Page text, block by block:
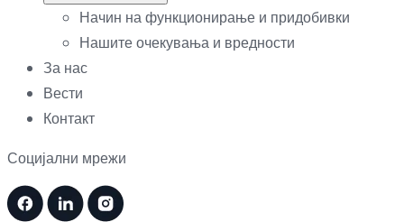
Начин на функционирање и придобивки
Нашите очекувања и вредности
За нас
Вести
Контакт
Социјални мрежи